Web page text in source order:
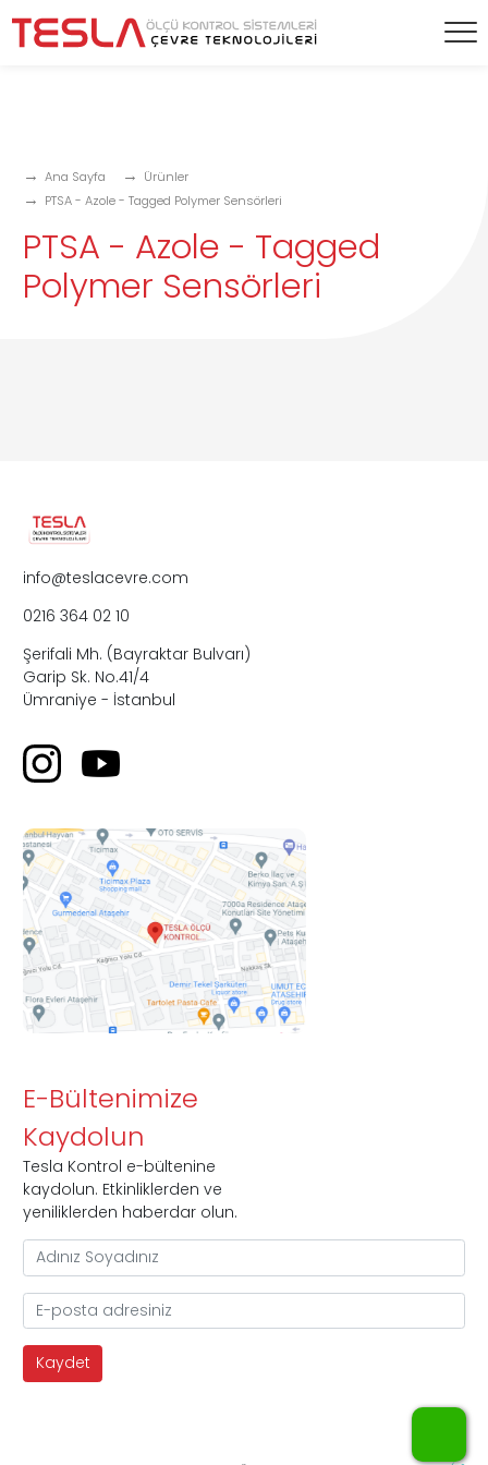
Ana Sayfa
Ürünler
PTSA - Azole - Tagged Polymer Sensörleri
PTSA - Azole - Tagged
Polymer Sensörleri
info@teslacevre.com
0216 364 02 10
Şerifali Mh. (Bayraktar Bulvarı)
Garip Sk. No.41/4
Ümraniye - İstanbul
E-Bültenimize
Kaydolun
Tesla Kontrol e-bültenine
kaydolun. Etkinliklerden ve
yeniliklerden haberdar olun.